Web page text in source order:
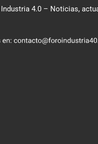
4.0 – Noticias,